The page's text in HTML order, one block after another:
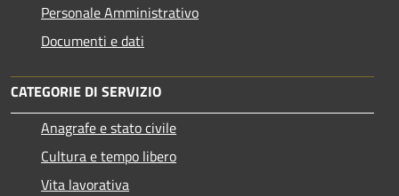
Personale Amministrativo
Documenti e dati
CATEGORIE DI SERVIZIO
Anagrafe e stato civile
Cultura e tempo libero
Vita lavorativa